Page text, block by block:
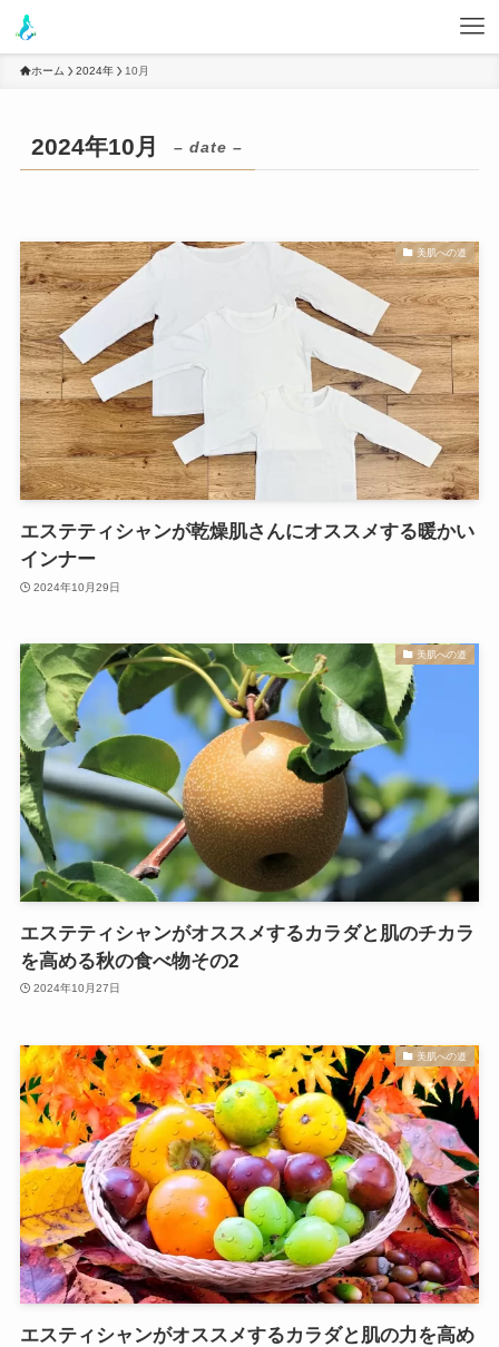
ホーム 2024年 10月
2024年10月 – date –
美肌への道
エステティシャンが乾燥肌さんにオススメする暖かい
インナー
2024年10月29日
美肌への道
エステティシャンがオススメするカラダと肌のチカラ
を高める秋の食べ物その2
2024年10月27日
美肌への道
エスティシャンがオススメするカラダと肌の力を高め